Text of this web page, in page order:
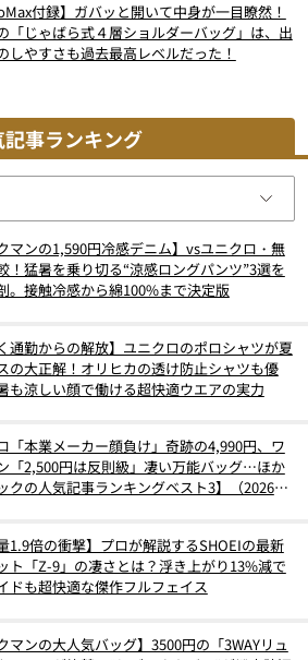
付録】ガバッと開いて中身が一目瞭然！
「じゃばら式４層ショルダーバッグ」は、出
しやすさも過去最高レベルだった！
事ランキング
マンの1,590円冷感デニム】vsユニクロ・無
！猛暑を乗り切る“涼感ロングパンツ”3選を
。接触冷感から綿100%まで決定版
通勤からの解放】ユニクロのポロシャツが夏
の大正解！オリヒカの透け防止シャツも優
も涼しい顔で働ける超快適ウエアの実力
「本業メーカー顔負け」奇跡の4,990円、ワ
「2,500円は反則級」凄い万能バッグ…ほか
クの人気記事ランキングベスト3】（2026年
1.9倍の衝撃】プロが解説するSHOEIの最新
ト「Z-9」の凄さとは？浮き上がり13%減で
ドも超快適な傑作フルフェイス
マンの大人気バッグ】3500円の「3WAYリュ